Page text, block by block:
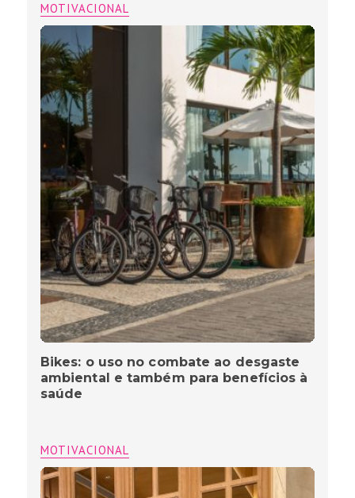
MOTIVACIONAL
Bikes: o uso no combate ao desgaste
ambiental e também para benefícios à
saúde
MOTIVACIONAL